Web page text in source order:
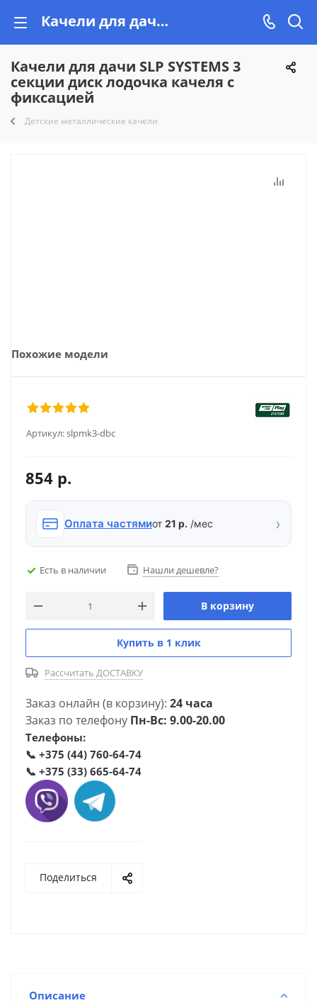
Качели для дачи SLP SYSTEMS 3 секции диск лодочка качеля с фиксацией купить недорого на Vishop!
Качели для дачи SLP SYSTEMS 3
секции диск лодочка качеля с
фиксацией
Детские металлические качели
Похожие модели
Артикул:slpmk3-dbc
854 р.
Оплата частямиот 21 р. /мес ›
Есть в наличии Нашли дешевле?
В корзину
Купить в 1 клик
Рассчитать ДОСТАВКУ
Заказ онлайн (в корзину): 24 часа
Заказ по телефону Пн-Вс: 9.00-20.00
Телефоны:
📞 +375 (44) 760-64-74
📞 +375 (33) 665-64-74
Поделиться
Описание